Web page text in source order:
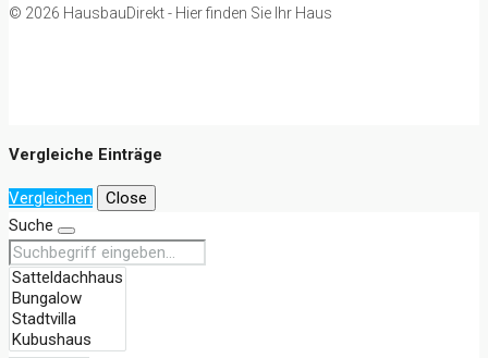
© 2026 HausbauDirekt - Hier finden Sie Ihr Haus
Vergleiche Einträge
Vergleichen
Close
Suche